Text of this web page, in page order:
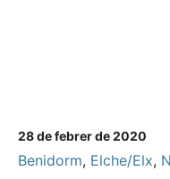
28 de febrer de 2020
Benidorm, Elche/Elx,